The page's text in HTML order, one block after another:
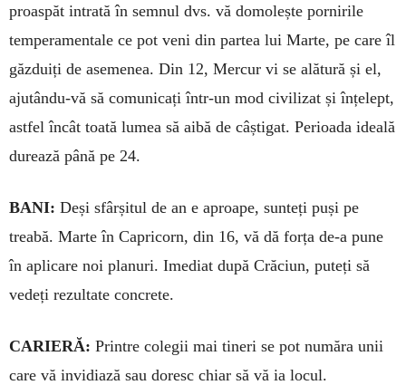
proaspăt intrată în semnul dvs. vă domolește pornirile
temperamentale ce pot veni din partea lui Marte, pe care îl
găzduiți de ase­me­nea. Din 12, Mercur vi se alătură și el,
ajutân­du-vă să comunicați într-un mod civilizat și înțe­lept,
astfel încât toată lumea să aibă de câștigat. Perioada ideală
durează până pe 24.
BANI: Deși sfârșitul de an e aproape, sunteți puși pe
treabă. Marte în Capricorn, din 16, vă dă forța de-a pune
în aplicare noi planuri. Imediat du­pă Crăciun, puteți să
vedeți rezultate concrete.
CARIERĂ: Printre colegii mai tineri se pot număra unii
care vă invidiază sau doresc chiar să vă ia locul.